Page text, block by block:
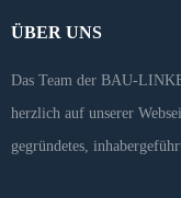
ÜBER UNS
Das Team der BAU-
herzlich auf unserer
gegründetes,